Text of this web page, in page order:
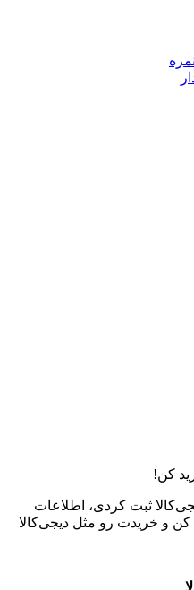
کن!
ثبت کردی، اطلاعات
و خریدت رو مثل دیجی‌کالا